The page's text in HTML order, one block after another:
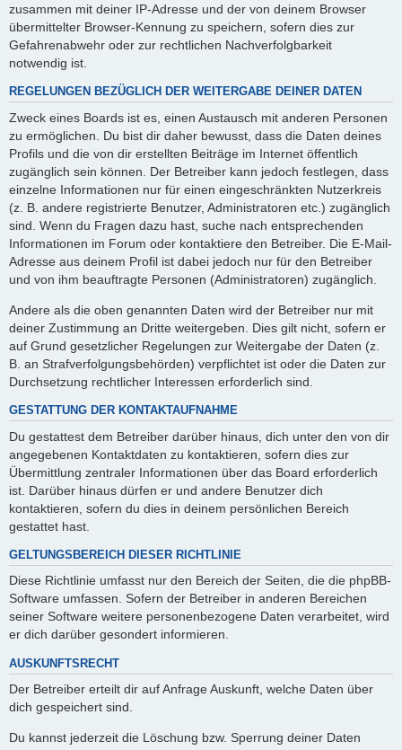
zusammen mit deiner IP-Adresse und der von deinem Browser
übermittelter Browser-Kennung zu speichern, sofern dies zur
Gefahrenabwehr oder zur rechtlichen Nachverfolgbarkeit
notwendig ist.
REGELUNGEN BEZÜGLICH DER WEITERGABE DEINER DATEN
Zweck eines Boards ist es, einen Austausch mit anderen Personen
zu ermöglichen. Du bist dir daher bewusst, dass die Daten deines
Profils und die von dir erstellten Beiträge im Internet öffentlich
zugänglich sein können. Der Betreiber kann jedoch festlegen, dass
einzelne Informationen nur für einen eingeschränkten Nutzerkreis
(z. B. andere registrierte Benutzer, Administratoren etc.) zugänglich
sind. Wenn du Fragen dazu hast, suche nach entsprechenden
Informationen im Forum oder kontaktiere den Betreiber. Die E-Mail-
Adresse aus deinem Profil ist dabei jedoch nur für den Betreiber
und von ihm beauftragte Personen (Administratoren) zugänglich.
Andere als die oben genannten Daten wird der Betreiber nur mit
deiner Zustimmung an Dritte weitergeben. Dies gilt nicht, sofern er
auf Grund gesetzlicher Regelungen zur Weitergabe der Daten (z.
B. an Strafverfolgungsbehörden) verpflichtet ist oder die Daten zur
Durchsetzung rechtlicher Interessen erforderlich sind.
GESTATTUNG DER KONTAKTAUFNAHME
Du gestattest dem Betreiber darüber hinaus, dich unter den von dir
angegebenen Kontaktdaten zu kontaktieren, sofern dies zur
Übermittlung zentraler Informationen über das Board erforderlich
ist. Darüber hinaus dürfen er und andere Benutzer dich
kontaktieren, sofern du dies in deinem persönlichen Bereich
gestattet hast.
GELTUNGSBEREICH DIESER RICHTLINIE
Diese Richtlinie umfasst nur den Bereich der Seiten, die die phpBB-
Software umfassen. Sofern der Betreiber in anderen Bereichen
seiner Software weitere personenbezogene Daten verarbeitet, wird
er dich darüber gesondert informieren.
AUSKUNFTSRECHT
Der Betreiber erteilt dir auf Anfrage Auskunft, welche Daten über
dich gespeichert sind.
Du kannst jederzeit die Löschung bzw. Sperrung deiner Daten